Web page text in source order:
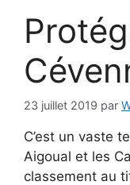
23 juillet 2019 par
C’est un vaste
Aigoual et les
classement au